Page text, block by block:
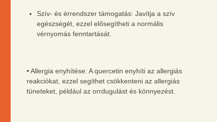
Szív- és érrendszer támogatás: Javítja a szív
egészségét, ezzel elősegítheti a normális
vérnyomás fenntartását.
• Allergia enyhítése: A quercetin enyhíti az allergiás
reakciókat, ezzel segíthet csökkenteni az allergiás
tüneteket, például az orrdugulást és könnyezést.